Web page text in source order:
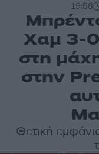
19:58
Χαμ 3-
στη
στην
Θετική